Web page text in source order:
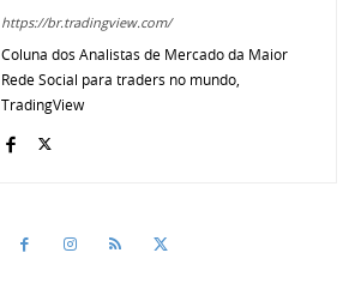
https://br.tradingview.com/
Coluna dos Analistas de Mercado da Maior
Rede Social para traders no mundo,
TradingView